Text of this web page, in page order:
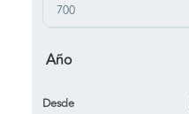
700
Año
Desde